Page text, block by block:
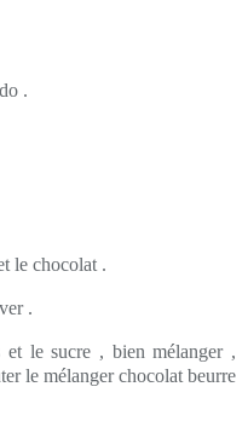
.
le chocolat .
.
le sucre , bien mélanger ,
le mélanger chocolat beurre